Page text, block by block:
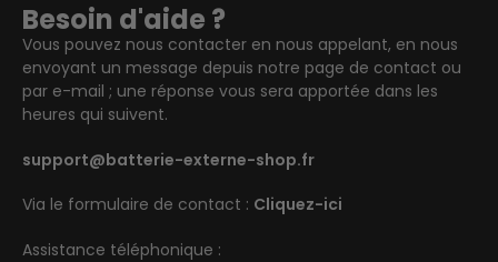
Besoin d'aide ?
Vous pouvez nous contacter en nous appelant, en nous
envoyant un message depuis notre page de contact ou
par e-mail ; une réponse vous sera apportée dans les
heures qui suivent.
support@batterie-externe-shop.fr
Via le formulaire de contact : Cliquez-ici
Assistance téléphonique :